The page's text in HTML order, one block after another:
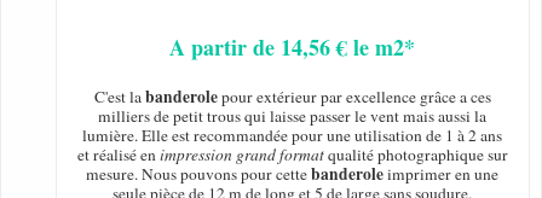
A partir de 14,56 € le m2*
C'est labanderolepour extérieur par excellence grâce a ces
milliers de petit trous qui laisse passer le vent mais aussi la
lumière. Elle est recommandée pour une utilisation de 1 à 2 ans
et réalisé enimpression grand formatqualité photographique sur
mesure. Nous pouvons pour cettebanderoleimprimer en une